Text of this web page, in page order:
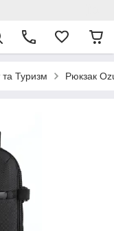
Туризм Рюкзак